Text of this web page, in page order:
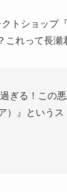
トショップ
これって長瀬
ぎる！この
）』という